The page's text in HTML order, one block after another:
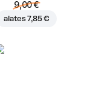
9,00 €
alates7,85 €